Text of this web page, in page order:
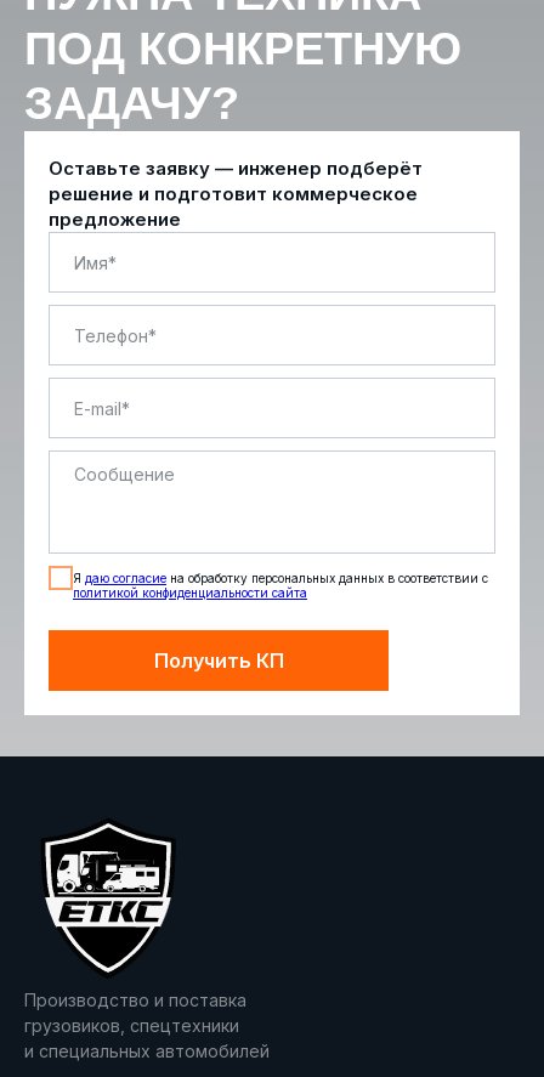
ПОД КОНКРЕТНУЮ
ЗАДАЧУ?
Оставьте заявку — инженер подберёт
решение и подготовит коммерческое
предложение
Я даю согласие на обработку персональных данных в соответствии с
политикой конфиденциальности сайта
Получить КП
Производство и поставка
грузовиков, спецтехники
и специальных автомобилей